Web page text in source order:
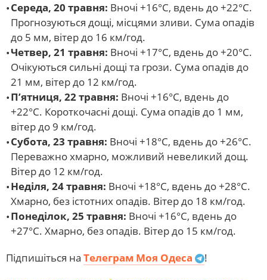
Середа, 20 травня: Вночі +16°С, вдень до +22°С.
Прогнозуються дощі, місцями зливи. Сума опадів
до 5 мм, вітер до 16 км/год.
Четвер, 21 травня: Вночі +17°С, вдень до +20°С.
Очікуються сильні дощі та грози. Сума опадів до
21 мм, вітер до 12 км/год.
П’ятниця, 22 травня: Вночі +16°С, вдень до
+22°С. Короткочасні дощі. Сума опадів до 1 мм,
вітер до 9 км/год.
Субота, 23 травня: Вночі +18°С, вдень до +26°С.
Переважно хмарно, можливий невеликий дощ.
Вітер до 12 км/год.
Неділя, 24 травня: Вночі +18°С, вдень до +28°С.
Хмарно, без істотних опадів. Вітер до 18 км/год.
Понеділок, 25 травня: Вночі +16°С, вдень до
+27°С. Хмарно, без опадів. Вітер до 15 км/год.
Підпишіться на Телеграм Моя Одеса !